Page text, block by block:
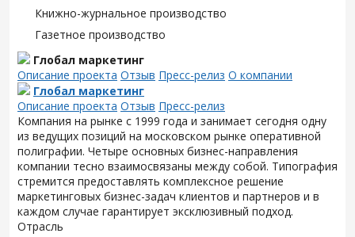
Книжно-журнальное производство
Газетное производство
Глобал маркетинг
Описание проекта Отзыв Пресс-релиз О компании
Глобал маркетинг
Описание проекта Отзыв Пресс-релиз
Компания на рынке с 1999 года и занимает сегодня одну
из ведущих позиций на московском рынке оперативной
полиграфии. Четыре основных бизнес-направления
компании тесно взаимосвязаны между собой. Типография
стремится предоставлять комплексное решение
маркетинговых бизнес-задач клиентов и партнеров и в
каждом случае гарантирует эксклюзивный подход.
Отрасль